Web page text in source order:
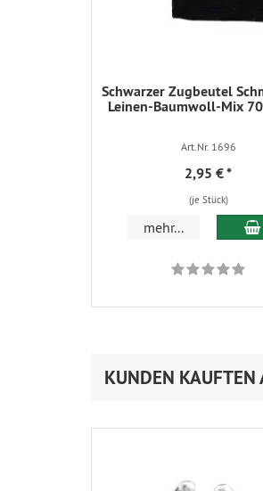
Schwarzer Zugbeutel
Leinen-Baumwoll-Mix
Art.Nr. 1696
2,95 €*
(je Stück)
mehr...
KUNDEN KAUFTEN